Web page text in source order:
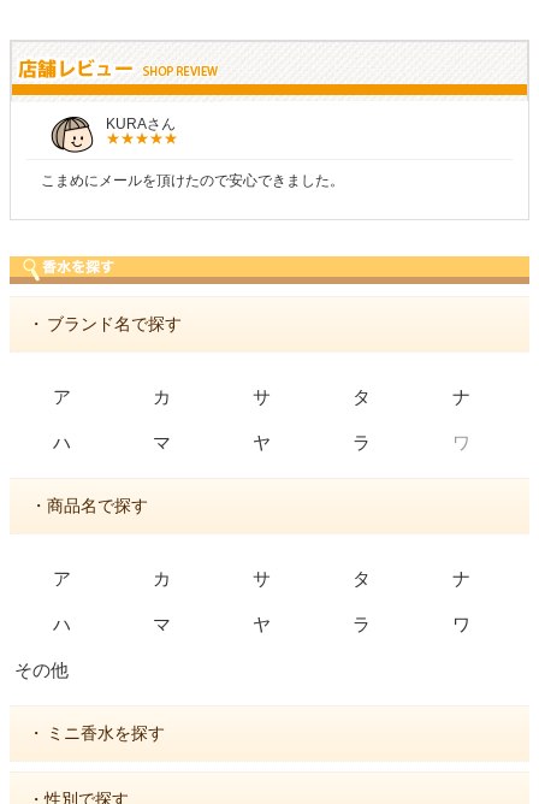
KURAさん
こまめにメールを頂けたので安心できました。
・ ブランド名で探す
ア カ サ タ ナ
ハ マ ヤ ラ ワ
・商品名で探す
ア カ サ タ ナ
ハ マ ヤ ラ ワ
その他
・ ミニ香水を探す
・性別で探す